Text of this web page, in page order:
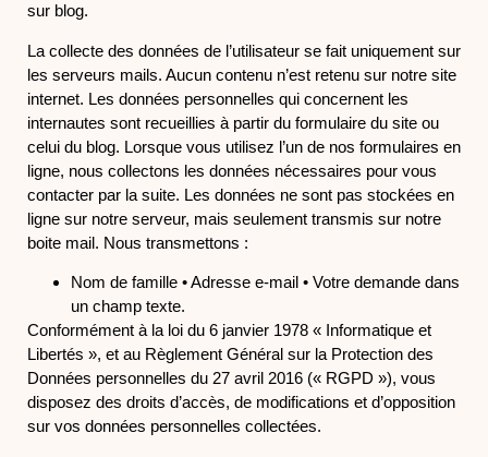
sur blog.
La collecte des données de l’utilisateur se fait uniquement sur
les serveurs mails. Aucun contenu n’est retenu sur notre site
internet. Les données personnelles qui concernent les
internautes sont recueillies à partir du formulaire du site ou
celui du blog. Lorsque vous utilisez l’un de nos formulaires en
ligne, nous collectons les données nécessaires pour vous
contacter par la suite. Les données ne sont pas stockées en
ligne sur notre serveur, mais seulement transmis sur notre
boite mail. Nous transmettons :
Nom de famille • Adresse e-mail • Votre demande dans
un champ texte.
Conformément à la loi du 6 janvier 1978 « Informatique et
Libertés », et au Règlement Général sur la Protection des
Données personnelles du 27 avril 2016 (« RGPD »), vous
disposez des droits d’accès, de modifications et d’opposition
sur vos données personnelles collectées.